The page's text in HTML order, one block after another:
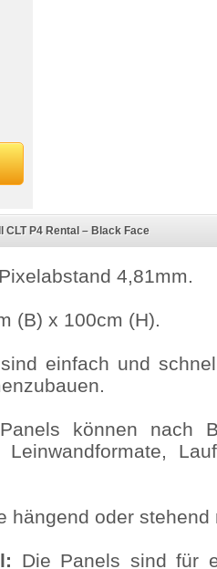
CLT P4 Rental – Black Face
Pixelabstand 4,81mm.
(B) x 100cm (H).
einfach und
können nach
hängend oder stehend
Die Panels sind für